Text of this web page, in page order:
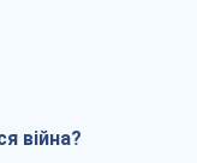
війна?